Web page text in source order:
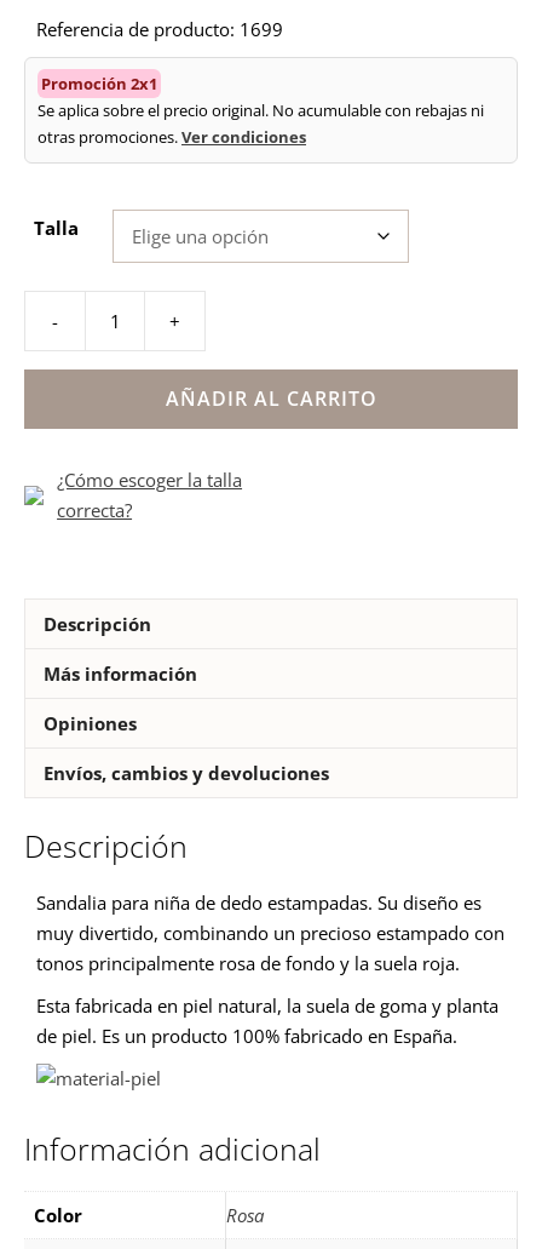
precio
original
era:
36.95€.
precio
es:
29.56€.
Referencia de producto: 1699
Promoción 2x1
Se aplica sobre el precio original. No acumulable con rebajas ni
otras promociones.Ver condiciones
Talla
-
niña
dedo
estampada
rojo
+
AÑADIR AL CARRITO
¿Cómo escoger la talla
correcta?
Descripción
Más información
Opiniones
Envíos, cambios y devoluciones
Descripción
Sandalia para niña de dedo estampadas. Su diseño es
muy divertido, combinando un precioso estampado con
tonos principalmente rosa de fondo y la suela roja.
Esta fabricada en piel natural, la suela de goma y planta
de piel. Es un producto 100% fabricado en España.
Información adicional
Color Rosa